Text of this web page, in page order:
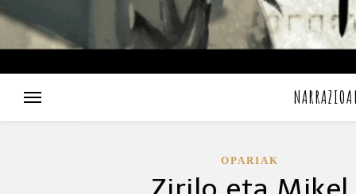
OPARIAK